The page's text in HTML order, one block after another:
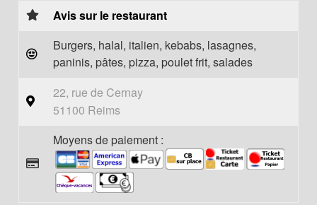
Avis sur le restaurant
Burgers, halal, italien, kebabs, lasagnes,
paninis, pâtes, pizza, poulet frit, salades
22, rue de Cernay
51100 Reims
Moyens de paiement :